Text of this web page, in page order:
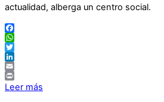
actualidad, alberga un centro social.
Facebook
WhatsApp
Twitter
LinkedIn
Email
Print
Leer más